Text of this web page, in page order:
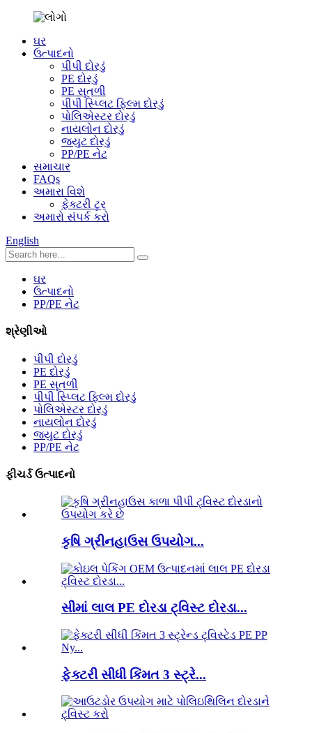
ઘર
ઉત્પાદનો
પીપી દોરડું
PE દોરડું
PE સૂતળી
પીપી સ્પ્લિટ ફિલ્મ દોરડું
પોલિએસ્ટર દોરડું
નાયલોન દોરડું
જ્યુટ દોરડું
PP/PE નેટ
સમાચાર
FAQs
અમારા વિશે
ફેક્ટરી ટૂર
અમારો સંપર્ક કરો
English
ઘર
ઉત્પાદનો
PP/PE નેટ
શ્રેણીઓ
પીપી દોરડું
PE દોરડું
PE સૂતળી
પીપી સ્પ્લિટ ફિલ્મ દોરડું
પોલિએસ્ટર દોરડું
નાયલોન દોરડું
જ્યુટ દોરડું
PP/PE નેટ
ફીચર્ડ ઉત્પાદનો
કૃષિ ગ્રીનહાઉસ ઉપયોગ...
સીમાં લાલ PE દોરડા ટ્વિસ્ટ દોરડા...
ફેક્ટરી સીધી કિંમત 3 સ્ટ્રે...